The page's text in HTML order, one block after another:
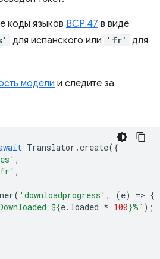
коды языков BCP 47 в виде
для испанского или 'fr'
для
модели и следите за
Translator .create({
,
,
( 'downloadprogress' , (e) => {
${e. loaded * 100}%` );